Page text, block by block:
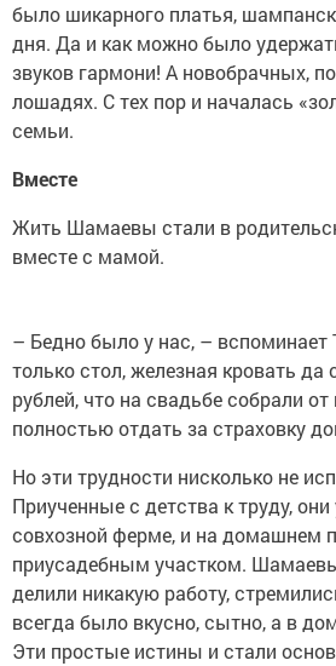
было шикарного платья,
дня. Да и как можно было
звуков гармони! А новобрачных,
лошадях. С тех пор и началась
семьи.
Вместе
Жить Шамаевы стали в
вместе с мамой.
– Бедно было у нас, – вспоминает
только стол, железная кровать да
рублей, что на свадьбе собрали
полностью отдать за страховку
Но эти трудности нисколько не
Приученные с детства к труду,
совхозной ферме, и на домашнем
приусадебным участком.
делили никакую работу,
всегда было вкусно, сытно, а в
Эти простые истины и стали